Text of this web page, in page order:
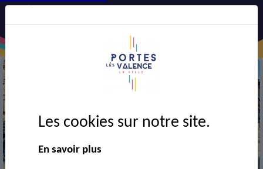
Les cookies sur notre site.
En savoir plus